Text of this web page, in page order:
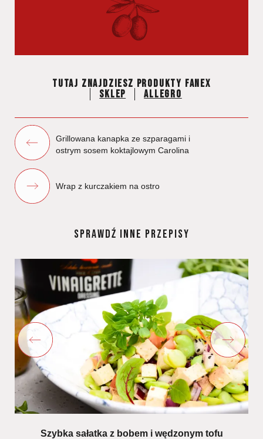
Tutaj znajdziesz produkty fanex
Sklep
Allegro
Grillowana kanapka ze szparagami i
ostrym sosem koktajlowym Carolina
Wrap z kurczakiem na ostro
SPRAWDŹ INNE PRZEPISY
Szybka sałatka z bobem i wędzonym tofu